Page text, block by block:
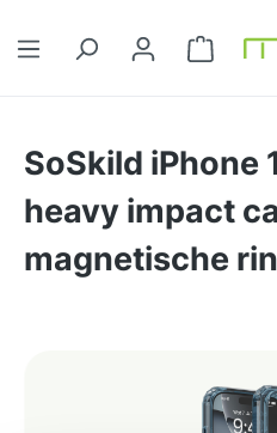
SoSkild iPhone
heavy impact
magnetische